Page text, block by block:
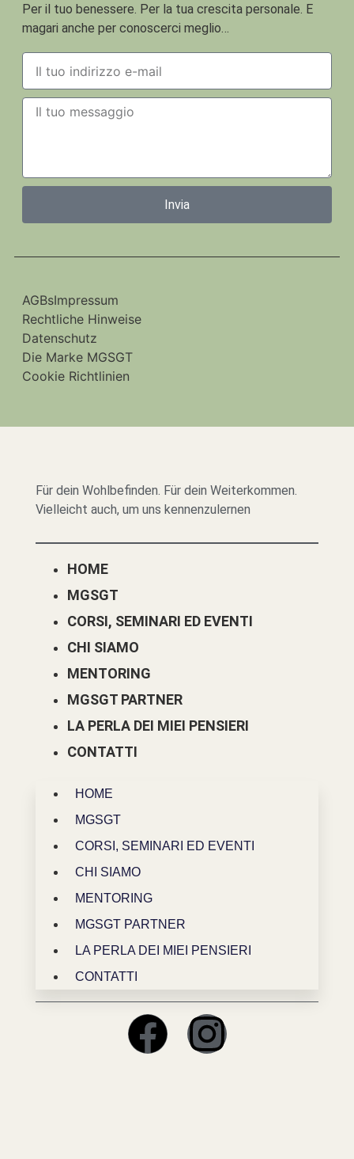
Per il tuo benessere. Per la tua crescita personale. E
magari anche per conoscerci meglio…
Invia
AGBsImpressum
Rechtliche Hinweise
Datenschutz
Die Marke MGSGT
Cookie Richtlinien
Für dein Wohlbefinden. Für dein Weiterkommen.
Vielleicht auch, um uns kennenzulernen
HOME
MGSGT
CORSI, SEMINARI ED EVENTI
CHI SIAMO
MENTORING
MGSGT PARTNER
LA PERLA DEI MIEI PENSIERI
CONTATTI
HOME
MGSGT
CORSI, SEMINARI ED EVENTI
CHI SIAMO
MENTORING
MGSGT PARTNER
LA PERLA DEI MIEI PENSIERI
CONTATTI